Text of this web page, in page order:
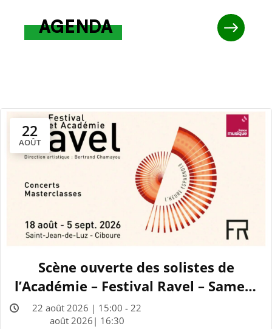
AGENDA
22
AOÛT
Scène ouverte des solistes de
l’Académie – Festival Ravel – Samedi
22 Août 2026
22 août 2026 | 15:00 - 22
août 2026| 16:30